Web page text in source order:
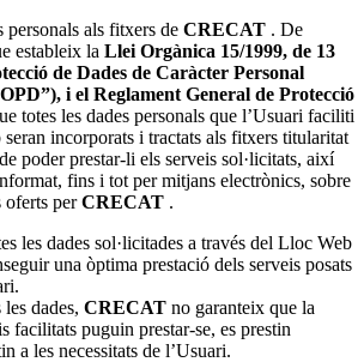
personals als fitxers de CRECAT . De
estableix la Llei Orgànica 15/1999, de 13
de Dades de Caràcter Personal
i el Reglament General de Protecció
totes les dades personals que l’Usuari faciliti
incorporats i tractats als fitxers titularitat
poder prestar-li els serveis sol·licitats, així
fins i tot per mitjans electrònics, sobre
oferts perCRECAT .
les dades sol·licitades a través del Lloc Web
una òptima prestació dels serveis posats
dades, CRECAT no garanteix que la
facilitats puguin prestar-se, es prestin
a les necessitats de l’Usuari.